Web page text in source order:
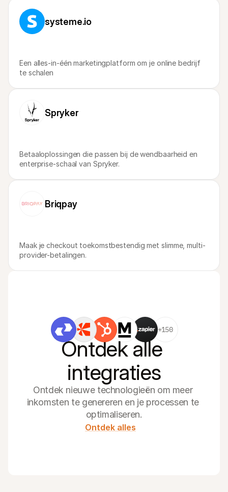
systeme.io
Een alles-in-één marketingplatform om je online bedrijf
te schalen
Spryker
Betaaloplossingen die passen bij de wendbaarheid en
enterprise-schaal van Spryker.
Briqpay
Maak je checkout toekomstbestendig met slimme, multi-
provider-betalingen.
+150
Ontdek alle
integraties
Ontdek nieuwe technologieën om meer
inkomsten te genereren en je processen te
optimaliseren.
Ontdek alles
Voor consumenten
Waarom zie je Mollie op je bankafschrift?
Voor Mollie-klanten
Neem contact op met Customer Support